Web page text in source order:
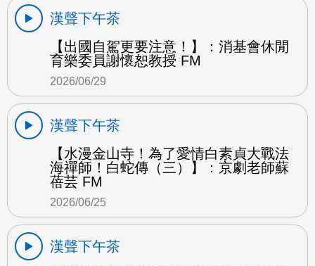
漢聲下午茶
【出國自駕更要注意！】：消基會休閒
育樂委員謝懷恕教授 FM
2026/06/29
漢聲下午茶
【水漫金山寺！為了愛情白素貞大戰法
海禪師！白蛇傳（三）】：京劇老師蘇
蓓芸 FM
2026/06/25
漢聲下午茶